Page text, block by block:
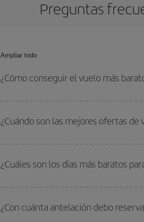
Preguntas
Ampliar todo
¿Cómo conseguir el vuelo más
fechas y horarios de ida y vuelta.
¿Cuándo son las mejores ofertas de
periodos de vacaciones escolares son
precios encontrarás.
¿Cuáles son los días más baratos
quieres ir y en qué fechas habías pensado
para que puedas encontrar la mejor oferta.
¿Con cuánta antelación debo